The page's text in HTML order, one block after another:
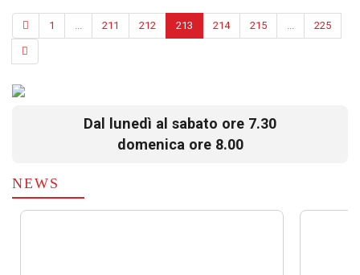
1 211 212 213 214 215 225
Dal lunedì al sabato ore 7.30
domenica ore 8.00
NEWS